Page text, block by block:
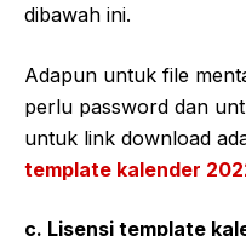
dibawah ini.
Adapun untuk file
perlu password dan
untuk link download
template kalender
c. Lisensi template